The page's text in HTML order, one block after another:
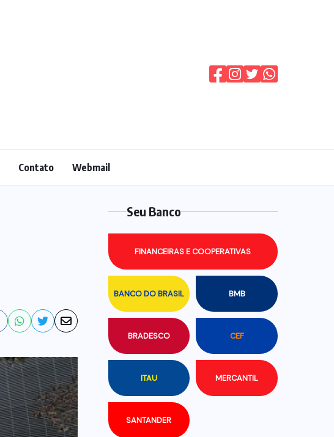
Contato Webmail
Seu Banco
BANCO DO BRASIL BMB
BRADESCO CEF
FINANCEIRAS E COOPERATIVAS
ITAU MERCANTIL
SANTANDER